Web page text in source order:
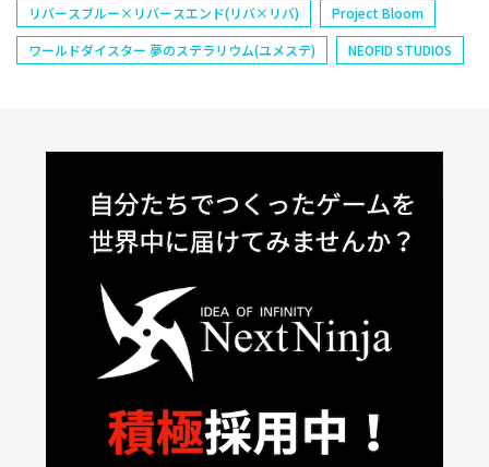
リバースブルー×リバースエンド(リバ×リバ)
Project Bloom
ワールドダイスター 夢のステラリウム(ユメステ)
NEOFID STUDIOS